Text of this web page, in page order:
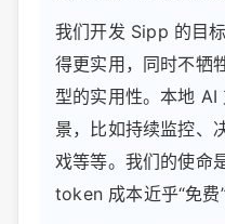
我们开发 Sipp 的目
得更实用，同时不牺
型的实用性。本地 AI
景，比如持续监控、
戏等等。我们的使命
token 成本近乎“免费